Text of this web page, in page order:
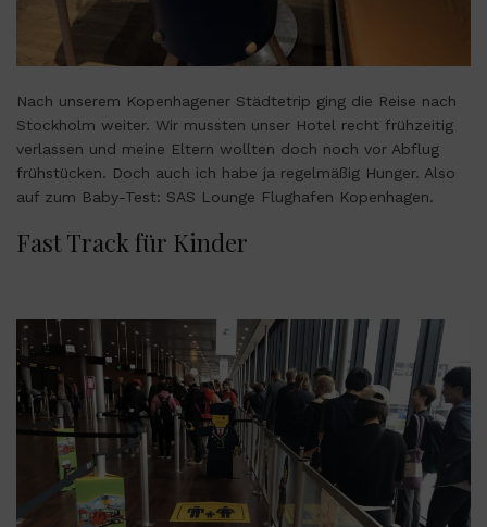
Nach unserem Kopenhagener Städtetrip ging die Reise nach
Stockholm weiter. Wir mussten unser Hotel recht frühzeitig
verlassen und meine Eltern wollten doch noch vor Abflug
frühstücken. Doch auch ich habe ja regelmäßig Hunger. Also
auf zum Baby-Test: SAS Lounge Flughafen Kopenhagen.
Fast Track für Kinder